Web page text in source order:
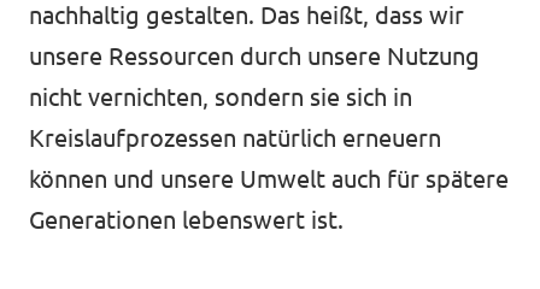
nachhaltig gestalten. Das heißt, dass wir
unsere Ressourcen durch unsere Nutzung
nicht vernichten, sondern sie sich in
Kreislaufprozessen natürlich erneuern
können und unsere Umwelt auch für spätere
Generationen lebenswert ist.